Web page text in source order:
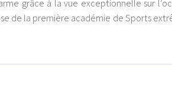
grâce à la vue exceptionnelle sur
de la première académie de Sports